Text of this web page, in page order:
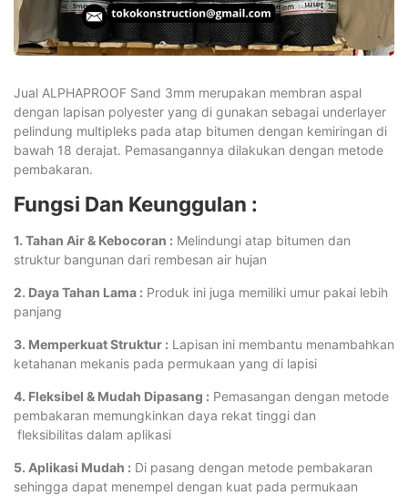
Jual ALPHAPROOF Sand 3mm merupakan membran aspal
dengan lapisan polyester yang di gunakan sebagai underlayer
pelindung multipleks pada atap bitumen dengan kemiringan di
bawah 18 derajat. Pemasangannya dilakukan dengan metode
pembakaran.
Fungsi Dan Keunggulan :
1. Tahan Air & Kebocoran : Melindungi atap bitumen dan
struktur bangunan dari rembesan air hujan
2. Daya Tahan Lama : Produk ini juga memiliki umur pakai lebih
panjang
3. Memperkuat Struktur : Lapisan ini membantu menambahkan
ketahanan mekanis pada permukaan yang di lapisi
4. Fleksibel & Mudah Dipasang : Pemasangan dengan metode
pembakaran memungkinkan daya rekat tinggi dan
fleksibilitas dalam aplikasi
5. Aplikasi Mudah : Di pasang dengan metode pembakaran
sehingga dapat menempel dengan kuat pada permukaan